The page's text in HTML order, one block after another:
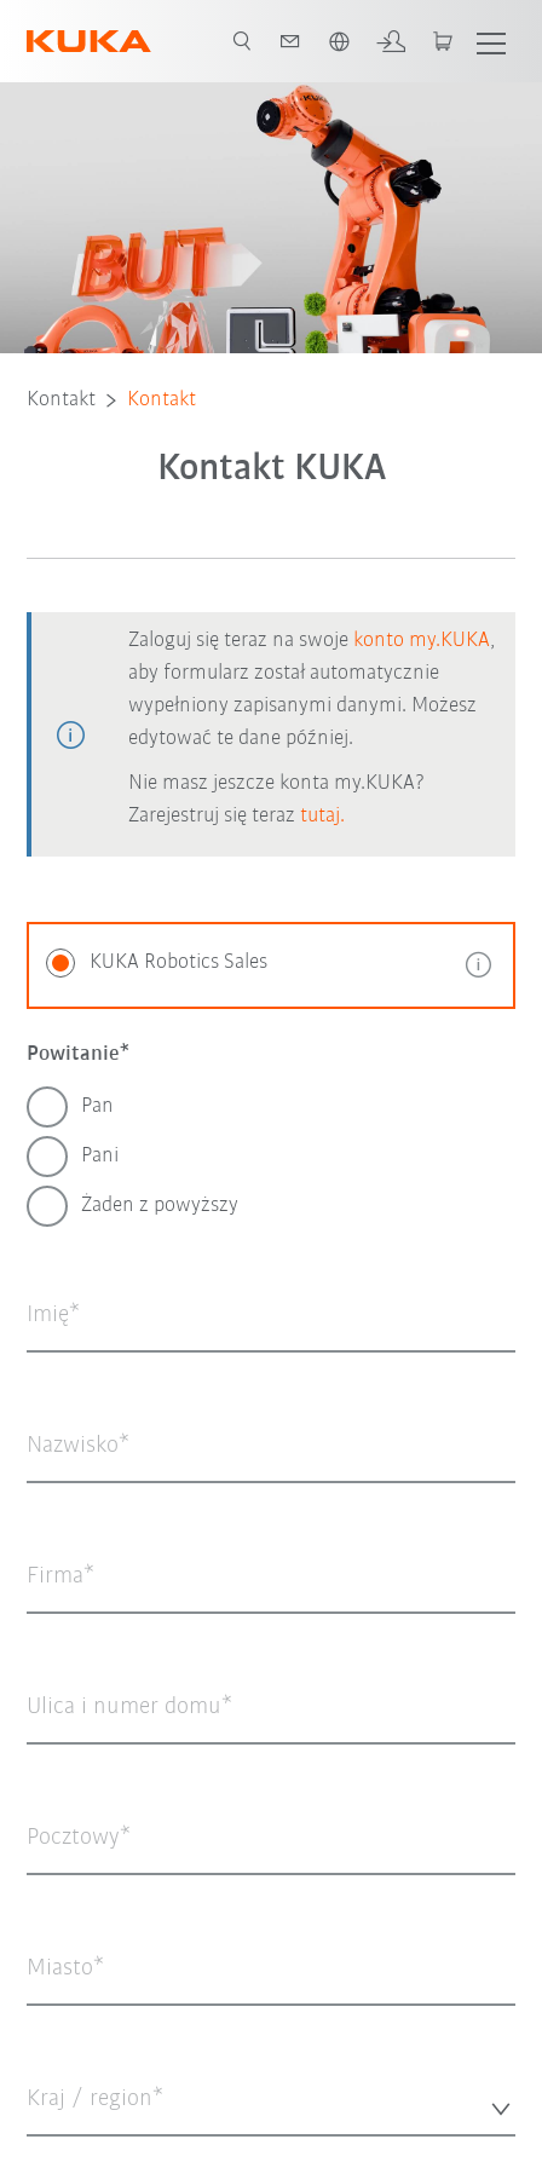
Kontakt Kontakt
Kontakt KUKA
Zaloguj się teraz na swoje konto my.KUKA,
aby formularz został automatycznie
wypełniony zapisanymi danymi. Możesz
edytować te dane później.
Nie masz jeszcze konta my.KUKA?
Zarejestruj się teraztutaj.
KUKA Robotics Sales
Powitanie
Pan
Pani
Żaden z powyższy
Imię
Nazwisko
Firma
Ulica i numer domu
Pocztowy
Miasto
Kraj / region*